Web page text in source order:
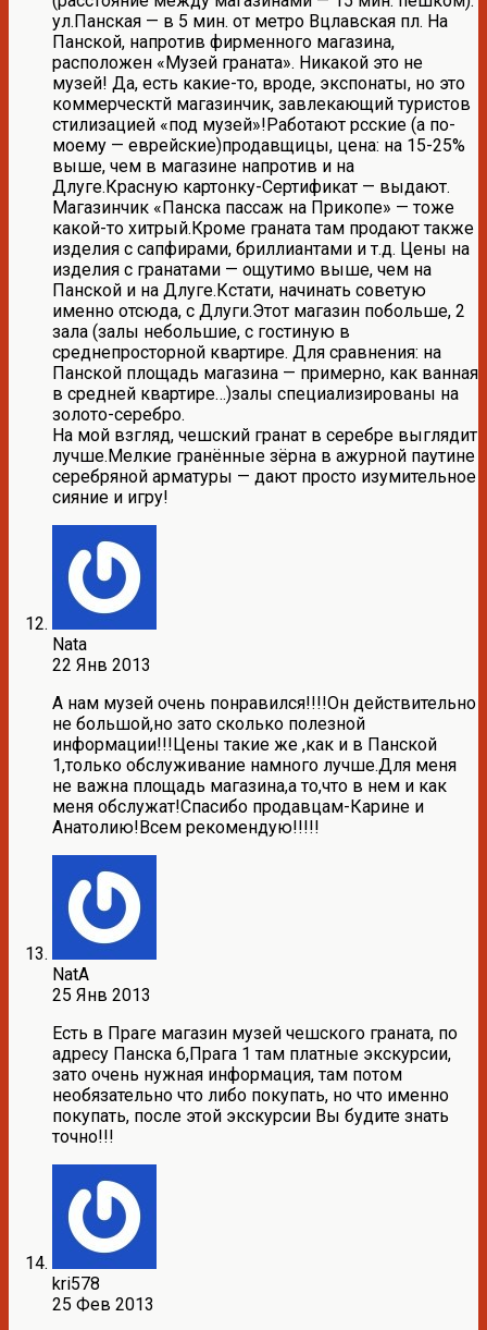
ул.Панская — в 5 мин. от метро Вцлавская пл. На
Панской, напротив фирменного магазина,
расположен «Музей граната». Никакой это не
музей! Да, есть какие-то, вроде, экспонаты, но это
коммерческтй магазинчик, завлекающий туристов
стилизацией «под музей»!Работают рсские (а по-
моему — еврейские)продавщицы, цена: на 15-25%
выше, чем в магазине напротив и на
Длуге.Красную картонку-Сертификат — выдают.
Магазинчик «Панска пассаж на Прикопе» — тоже
какой-то хитрый.Кроме граната там продают также
изделия с сапфирами, бриллиантами и т.д. Цены на
изделия с гранатами — ощутимо выше, чем на
Панской и на Длуге.Кстати, начинать советую
именно отсюда, с Длуги.Этот магазин побольше, 2
зала (залы небольшие, с гостиную в
среднепросторной квартире. Для сравнения: на
Панской площадь магазина — примерно, как ванная
в средней квартире…)залы специализированы на
золото-серебро.
На мой взгляд, чешский гранат в серебре выглядит
лучше.Мелкие гранённые зёрна в ажурной паутине
серебряной арматуры — дают просто изумительное
сияние и игру!
Nata
22 Янв 2013
А нам музей очень понравился!!!!Он действительно
не большой,но зато сколько полезной
информации!!!Цены такие же ,как и в Панской
1,только обслуживание намного лучше.Для меня
не важна площадь магазина,а то,что в нем и как
меня обслужат!Спасибо продавцам-Карине и
Анатолию!Всем рекомендую!!!!!
NatA
25 Янв 2013
Есть в Праге магазин музей чешского граната, по
адресу Панска 6,Прага 1 там платные экскурсии,
зато очень нужная информация, там потом
необязательно что либо покупать, но что именно
покупать, после этой экскурсии Вы будите знать
точно!!!
kri578
25 Фев 2013